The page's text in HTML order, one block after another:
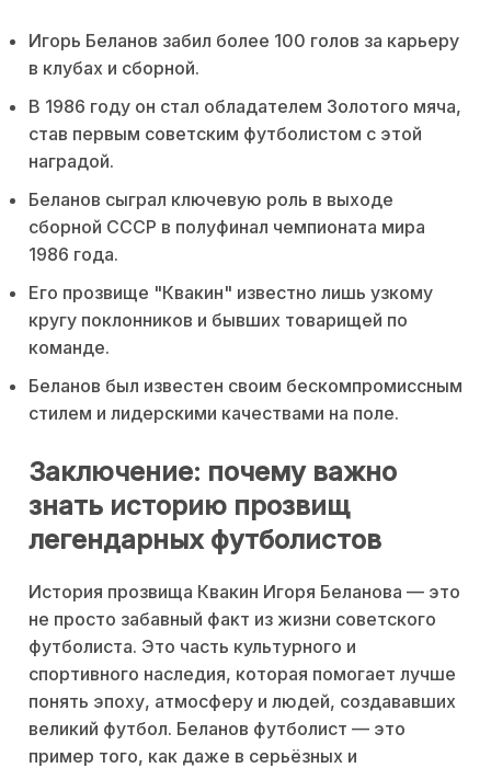
Игорь Беланов забил более 100 голов за карьеру
в клубах и сборной.
В 1986 году он стал обладателем Золотого мяча,
став первым советским футболистом с этой
наградой.
Беланов сыграл ключевую роль в выходе
сборной СССР в полуфинал чемпионата мира
1986 года.
Его прозвище "Квакин" известно лишь узкому
кругу поклонников и бывших товарищей по
команде.
Беланов был известен своим бескомпромиссным
стилем и лидерскими качествами на поле.
Заключение: почему важно
знать историю прозвищ
легендарных футболистов
История прозвища Квакин Игоря Беланова — это
не просто забавный факт из жизни советского
футболиста. Это часть культурного и
спортивного наследия, которая помогает лучше
понять эпоху, атмосферу и людей, создававших
великий футбол. Беланов футболист — это
пример того, как даже в серьёзных и